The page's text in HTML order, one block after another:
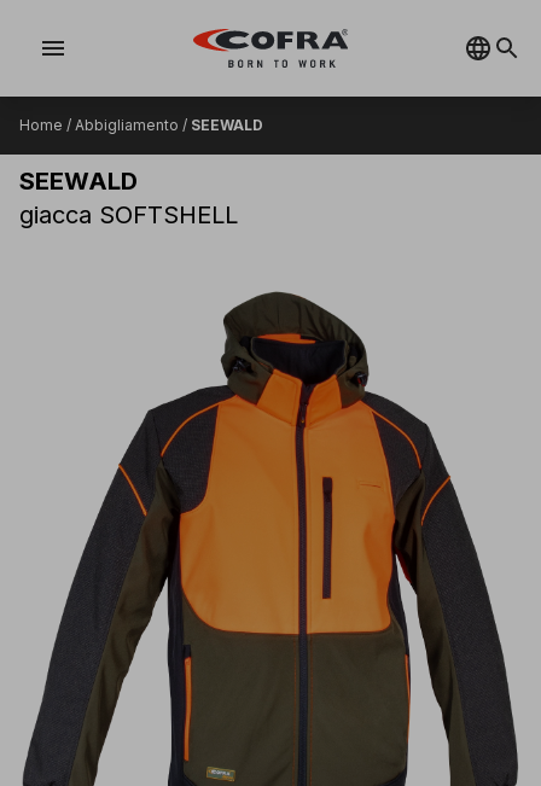
menu
Home / Abbigliamento / SEEWALD
SEEWALD
giacca SOFTSHELL